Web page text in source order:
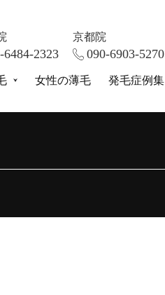
6484-2323
京都院
090-6903-5270
女性の薄毛 発毛症例集